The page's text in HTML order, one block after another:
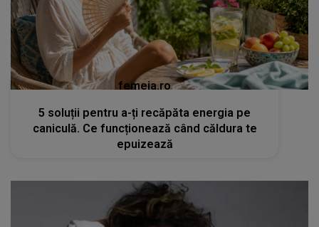
femeia.ro
5 soluții pentru a-ți recăpăta energia pe
caniculă. Ce funcționează când căldura te
epuizează